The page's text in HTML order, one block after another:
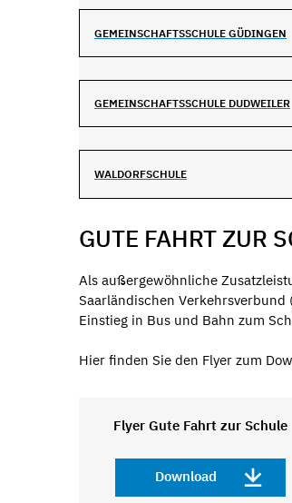
GEMEINSCHAFTSSCHULE GÜDINGEN
GEMEINSCHAFTSSCHULE DUDWEILER
WALDORFSCHULE
GUTE FAHRT ZUR
Als außergewöhnliche
Saarländischen
Einstieg in Bus und Bahn zum
Hier finden Sie den Flyer zum
Flyer Gute Fahrt zur Schule
Download